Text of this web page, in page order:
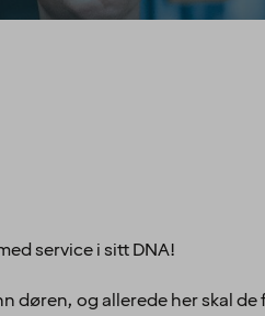
service i sitt DNA!
døren, og allerede her skal